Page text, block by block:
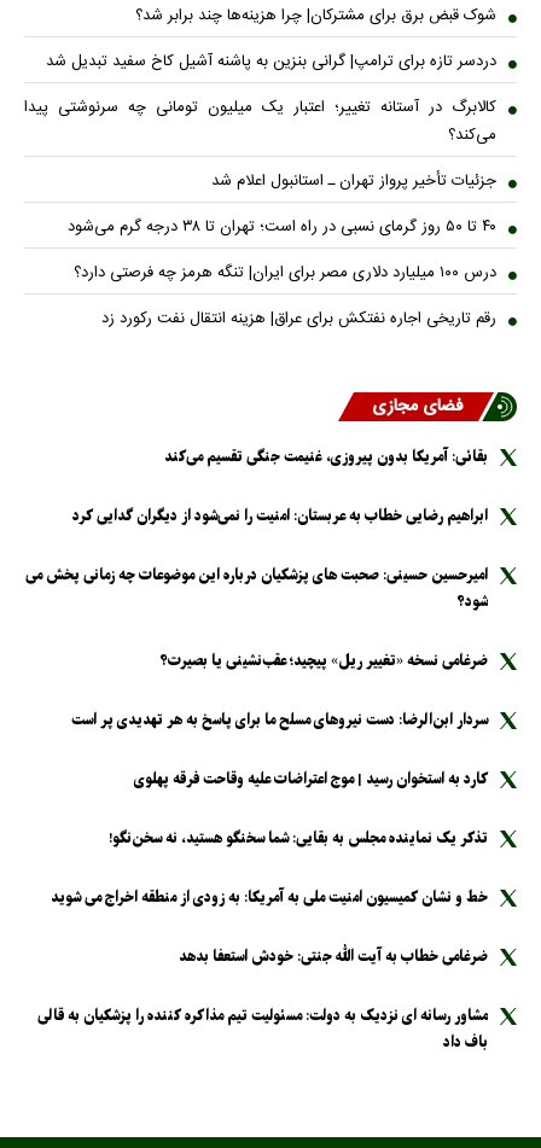
شوک قبض برق برای مشترکان| چرا هزینه‌ها چند برابر شد؟
دردسر تازه برای ترامپ| گرانی بنزین به پاشنه آشیل کاخ سفید تبدیل شد
کالابرگ در آستانه تغییر؛ اعتبار یک میلیون تومانی چه سرنوشتی پیدا
می‌کند؟
جزئیات تأخیر پرواز تهران ـ استانبول اعلام شد
۴۰ تا ۵۰ روز گرمای نسبی در راه است؛ تهران تا ۳۸ درجه گرم می‌شود
درس ۱۰۰ میلیارد دلاری مصر برای ایران| تنگه هرمز چه فرصتی دارد؟
رقم تاریخی اجاره نفتکش برای عراق| هزینه انتقال نفت رکورد زد
فضای مجازی
بقائی: آمریکا بدون پیروزی، غنیمت جنگی تقسیم می‌کند
ابراهیم رضایی خطاب به عربستان: امنیت را نمی‌شود از دیگران گدایی کرد
امیرحسین حسینی: صحبت های پزشکیان درباره این موضوعات چه زمانی پخش می
شود؟
ضرغامی نسخه «تغییر ریل» پیچید؛ عقب‌نشینی یا بصیرت؟
سردار ابن‌الرضا: دست نیرو‌های مسلح ما برای پاسخ به هر تهدیدی پر است
کارد به استخوان رسید | موج اعتراضات علیه وقاحت فرقه پهلوی
تذکر یک نماینده مجلس به بقایی: شما سخنگو هستید، نه سخن‌نگو!
خط و نشان کمیسیون امنیت ملی به آمریکا: به زودی از منطقه اخراج می شوید
ضرغامی خطاب به آیت الله جنتی: خودش استعفا بدهد
مشاور رسانه ای نزدیک به دولت: مسئولیت تیم مذاکره کننده را پزشکیان به قالی
باف داد